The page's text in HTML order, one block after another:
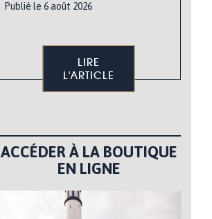
Publié le 6 août 2026
LIRE
L'ARTICLE
ACCÉDER À LA BOUTIQUE
EN LIGNE